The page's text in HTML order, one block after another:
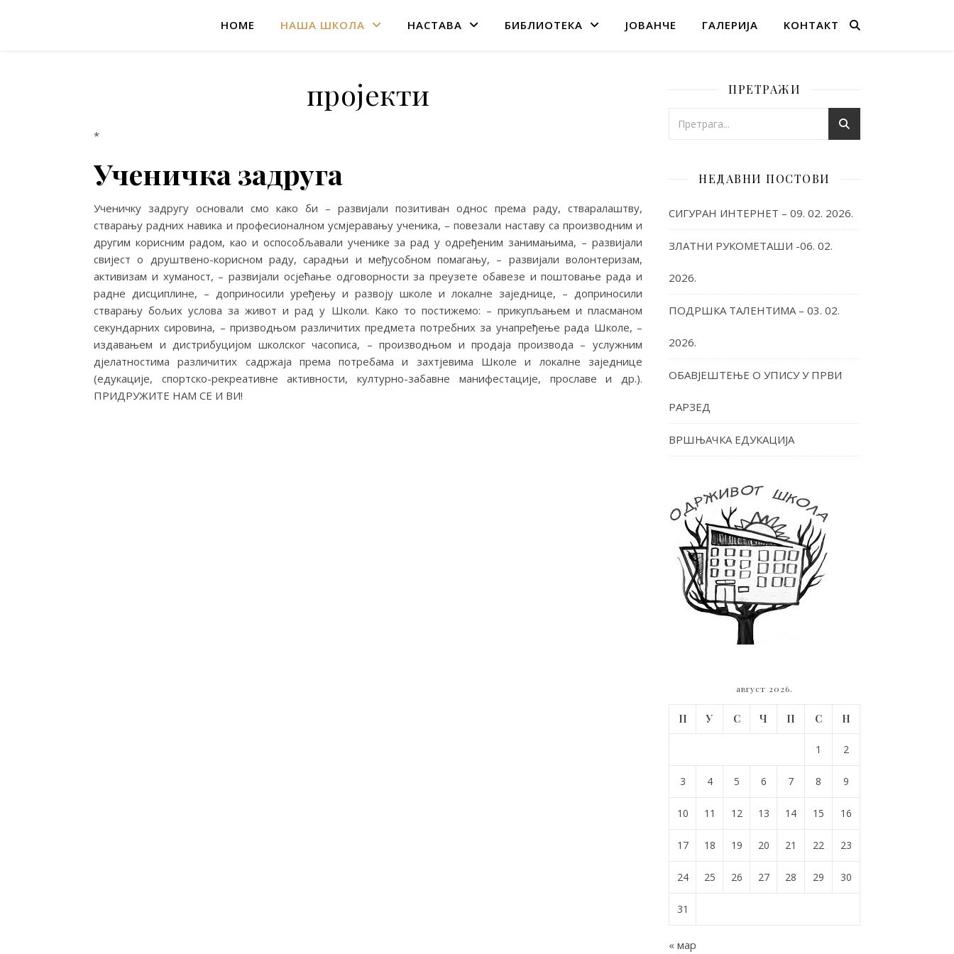
HOME НАША ШКОЛА НАСТАВА БИБЛИОТЕКА ЈОВАНЧЕ ГАЛЕРИЈА KОНТАКТ
пројекти
*
Ученичка задруга
Ученичку задругу основали смо како би – развијали позитиван однос према раду, стваралаштву,
стварању радних навика и професионалном усмјеравању ученика, – повезали наставу са производним и
другим корисним радом, као и оспособљавали ученике за рад у одређеним занимањима, – развијали
свијест о друштвено-корисном раду, сарадњи и међусобном помагању, – развијали волонтеризам,
активизам и хуманост, – развијали осјећање одговорности за преузете обавезе и поштовање рада и
радне дисциплине, – доприносили уређењу и развоју школе и локалне заједнице, – доприносили
стварању бољих услова за живот и рад у Школи. Како то постижемо: – прикупљањем и пласманом
секундарних сировина, – призводњом различитих предмета потребних за унапређење рада Школе, –
издавањем и дистрибуцијом школског часописа, – производњом и продаја производа – услужним
дјелатностима различитих садржаја према потребама и захтјевима Школе и локалне заједнице
(едукације, спортско-рекреативне активности, културно-забавне манифестације, прославе и др.).
ПРИДРУЖИТЕ НАМ СЕ И ВИ!
ПРЕТРАЖИ
НЕДАВНИ ПОСТОВИ
СИГУРАН ИНТЕРНЕТ – 09. 02. 2026.
ЗЛАТНИ РУКОМЕТАШИ -06. 02.
2026.
ПОДРШКА ТАЛЕНТИМА – 03. 02.
2026.
ОБАВЈЕШТЕЊЕ О УПИСУ У ПРВИ
РАРЗЕД
ВРШЊАЧКА ЕДУКАЦИЈА
август 2026.
П У С Ч П С Н
1 2
3 4 5 6 7 8 9
10 11 12 13 14 15 16
17 18 19 20 21 22 23
24 25 26 27 28 29 30
31
« мар